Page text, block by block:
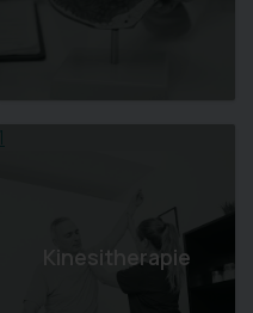
1
Kinesitherapie